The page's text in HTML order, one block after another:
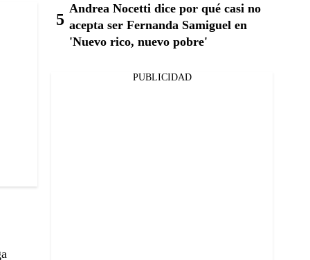
Andrea Nocetti dice por qué casi no
acepta ser Fernanda Samiguel en
'Nuevo rico, nuevo pobre'
PUBLICIDAD